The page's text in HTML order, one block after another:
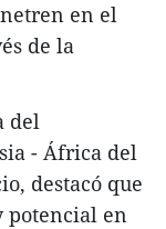
en el
de la
del
- África del
destacó que
potencial en